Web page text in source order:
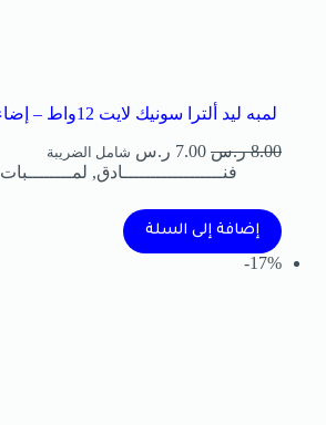
لمبه ليد ألترا سونيك لايت 12واط – إضاءة مبتكرة تدوم طويلاً
8.00 ر.س 7.00 ر.س شامل الضريبة
فنــــــــــــــــــادق, لمــــــــبات
إضافة إلى السلة
17%-